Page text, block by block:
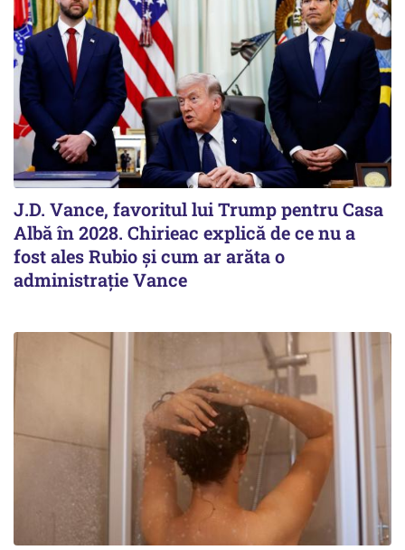
J.D. Vance, favoritul lui Trump pentru Casa
Albă în 2028. Chirieac explică de ce nu a
fost ales Rubio și cum ar arăta o
administrație Vance